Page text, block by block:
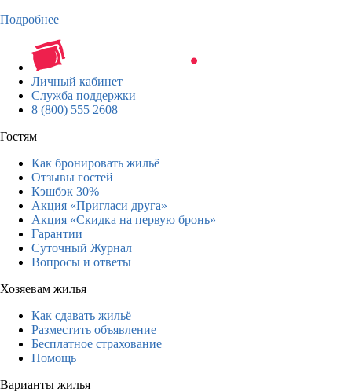
Подробнее
Личный кабинет
Служба поддержки
8 (800) 555 2608
Гостям
Как бронировать жильё
Отзывы гостей
Кэшбэк 30%
Акция «Пригласи друга»
Акция «Скидка на первую бронь»
Гарантии
Суточный Журнал
Вопросы и ответы
Хозяевам жилья
Как сдавать жильё
Разместить объявление
Бесплатное страхование
Помощь
Варианты жилья